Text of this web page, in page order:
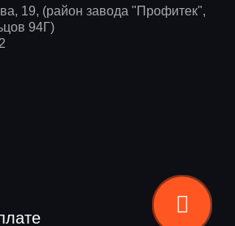
19, (район завода "Профитек",
94Г)